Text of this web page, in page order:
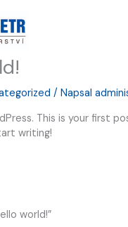
/ Napsal
This is your first
writing!
world!”